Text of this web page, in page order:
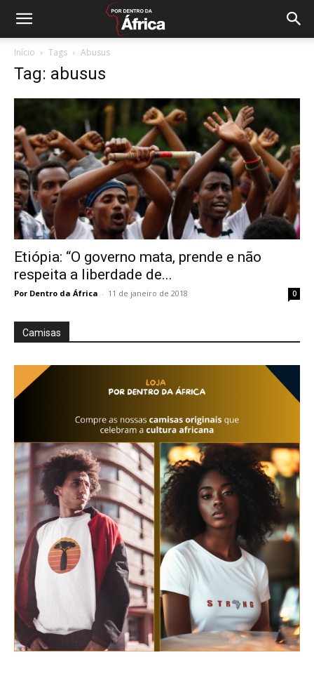
Início Tags Abusus
Tag: abusus
Etiópia: “O governo mata, prende e não
respeita a liberdade de...
Por Dentro da África - 11 de janeiro de 2018 0
Camisas